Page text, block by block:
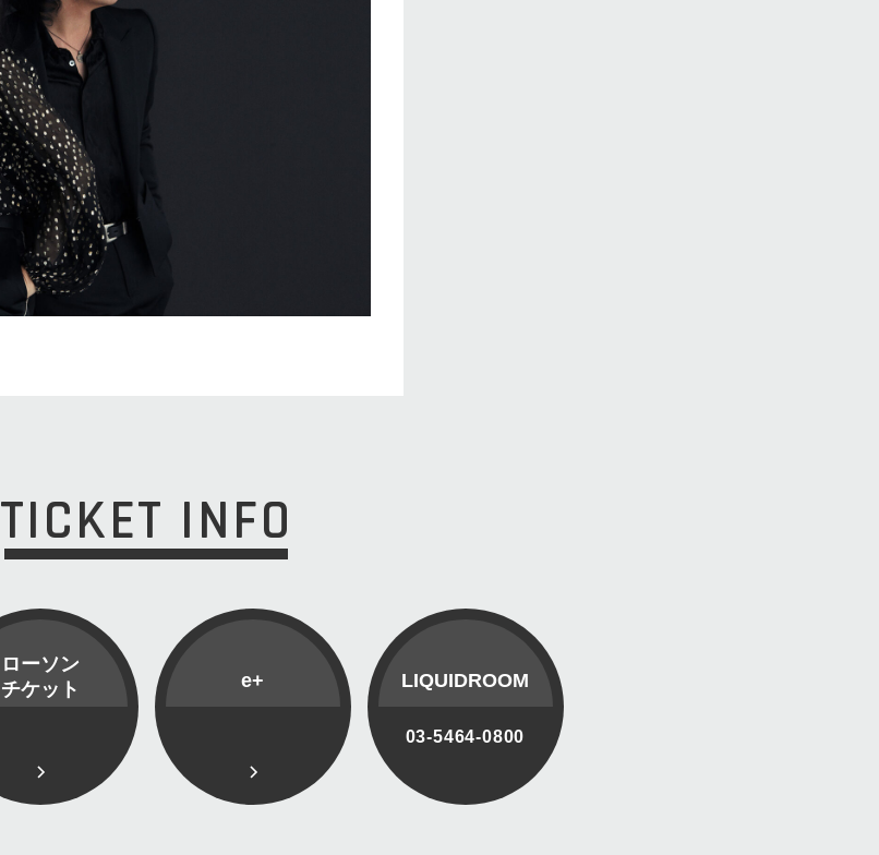
TICKET INFO
ローソン
チケット
e+ LIQUIDROOM
03-5464-0800